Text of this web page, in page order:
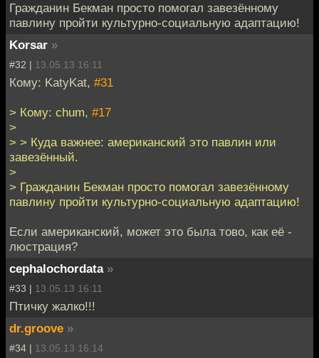
Гражданин Бекман просто помогал завезённому
павлину пройти культурно-социальную адаптацию!
Korsar »
#32 | 13.05.13 16:11
Кому: KatyKat, #31
> Кому: chum, #17
>
> > Куда важнее: американский это павлин или
завезённый.
>
> Гражданин Бекман просто помогал завезённому
павлину пройти культурно-социальную адаптацию!
Если американский, может это была тово, как её -
люстрация?
cephalochordata »
#33 | 13.05.13 16:11
Птичку жалко!!!
dr.groove »
#34 | 13.05.13 16:14